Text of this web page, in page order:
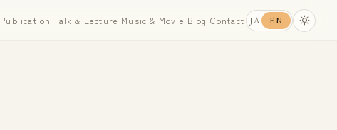
Publication Talk & Lecture Music & Movie Blog Contact JA EN